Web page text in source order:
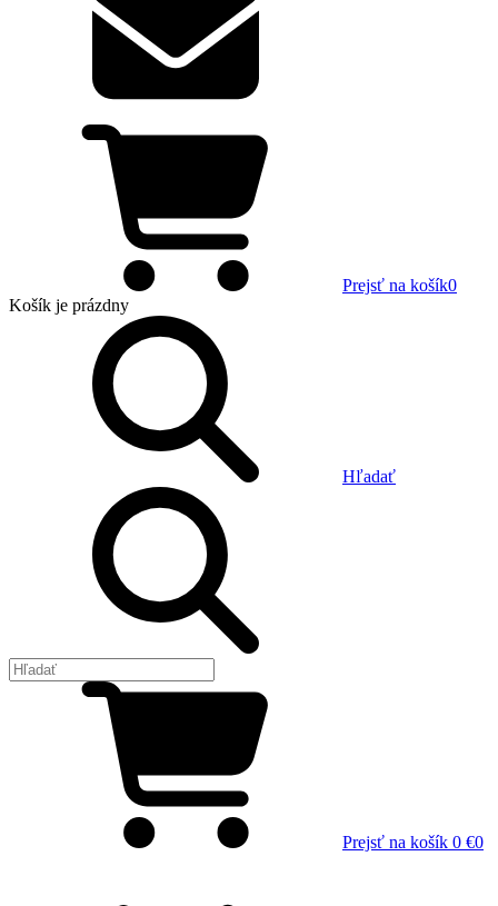
Prejsť na košík0
Košík je prázdny
Hľadať
Prejsť na košík 0 €0